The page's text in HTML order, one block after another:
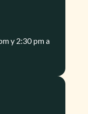
y 2:30 pm a